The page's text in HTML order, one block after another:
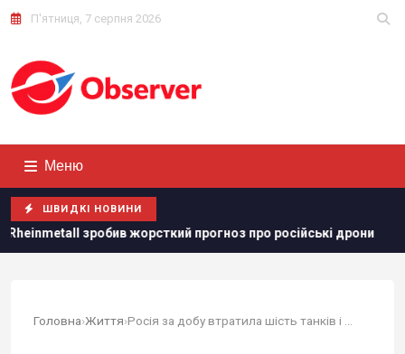
П'ятниця, 7 серпня 2026
Меню
ШВИДКІ НОВИНИ
прогноз про російські дрони Генсек ООН засудив
Головна›Життя›